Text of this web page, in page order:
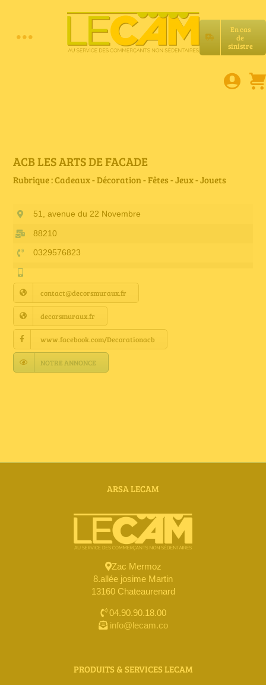
En cas
de
sinistre
Toggle
E-book
Petites annonces
Annuaire Fournisseurs
Actualités
Contact
ACB LES ARTS DE FACADE
Rubrique : Cadeaux - Décoration - Fêtes - Jeux - Jouets
51, avenue du 22 Novembre
88210
0329576823
contact@decorsmuraux.fr
decorsmuraux.fr
www.facebook.com/Decorationacb
NOTRE ANNONCE
ARSA LECAM
Zac Mermoz
8.allée josime Martin
13160 Chateaurenard
04.90.90.18.00
info@lecam.co
PRODUITS & SERVICES LECAM